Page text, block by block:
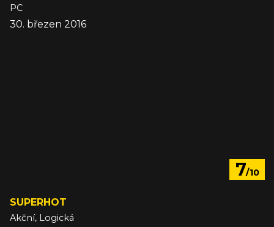
PC
30. březen 2016
7/10
SUPERHOT
Akční, Logická